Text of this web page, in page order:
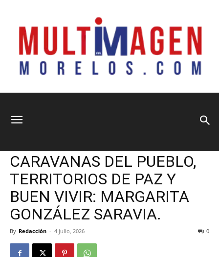
Morelos
CARAVANAS DEL PUEBLO,
TERRITORIOS DE PAZ Y
BUEN VIVIR: MARGARITA
GONZÁLEZ SARAVIA.
By Redacción - 4 julio, 2026 0